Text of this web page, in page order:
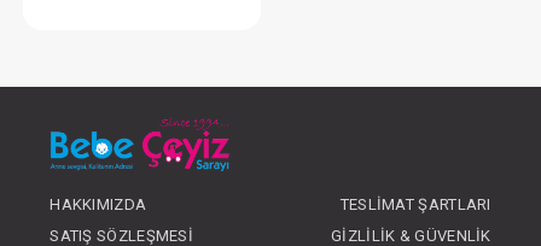
OLUNUZ
HAKKIMIZDA
TESLIMAT ŞARTLARI
SATIŞ SÖZLEŞMESI
GIZLILIK & GÜVENLIK